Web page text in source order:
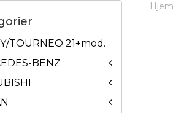
TOURNEO 21+mod.
BENZ
Hjem